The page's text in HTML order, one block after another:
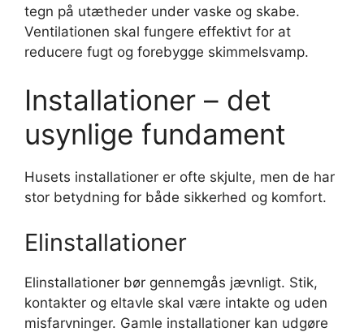
tegn på utætheder under vaske og skabe.
Ventilationen skal fungere effektivt for at
reducere fugt og forebygge skimmelsvamp.
Installationer – det
usynlige fundament
Husets installationer er ofte skjulte, men de har
stor betydning for både sikkerhed og komfort.
Elinstallationer
Elinstallationer bør gennemgås jævnligt. Stik,
kontakter og eltavle skal være intakte og uden
misfarvninger. Gamle installationer kan udgøre